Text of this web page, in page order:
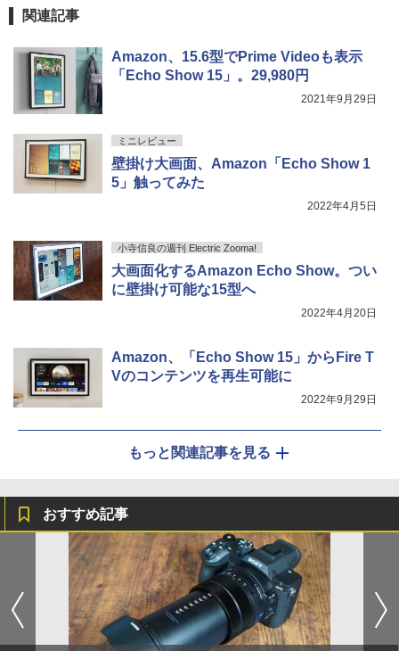
関連記事
Amazon、15.6型でPrime Videoも表示
「Echo Show 15」。29,980円
2021年9月29日
ミニレビュー
壁掛け大画面、Amazon「Echo Show 1
5」触ってみた
2022年4月5日
小寺信良の週刊 Electric Zooma!
大画面化するAmazon Echo Show。つい
に壁掛け可能な15型へ
2022年4月20日
Amazon、「Echo Show 15」からFire T
Vのコンテンツを再生可能に
2022年9月29日
もっと関連記事を見る
おすすめ記事